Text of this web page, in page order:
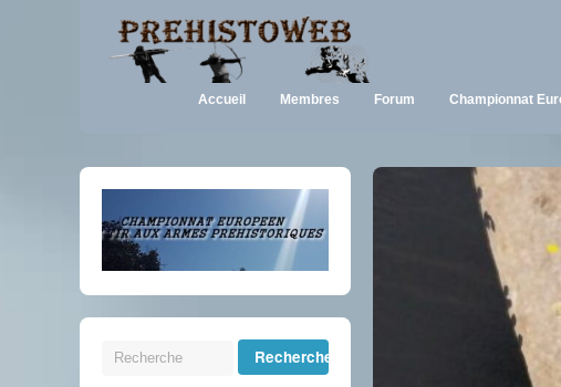
Accueil Membres Forum Championnat